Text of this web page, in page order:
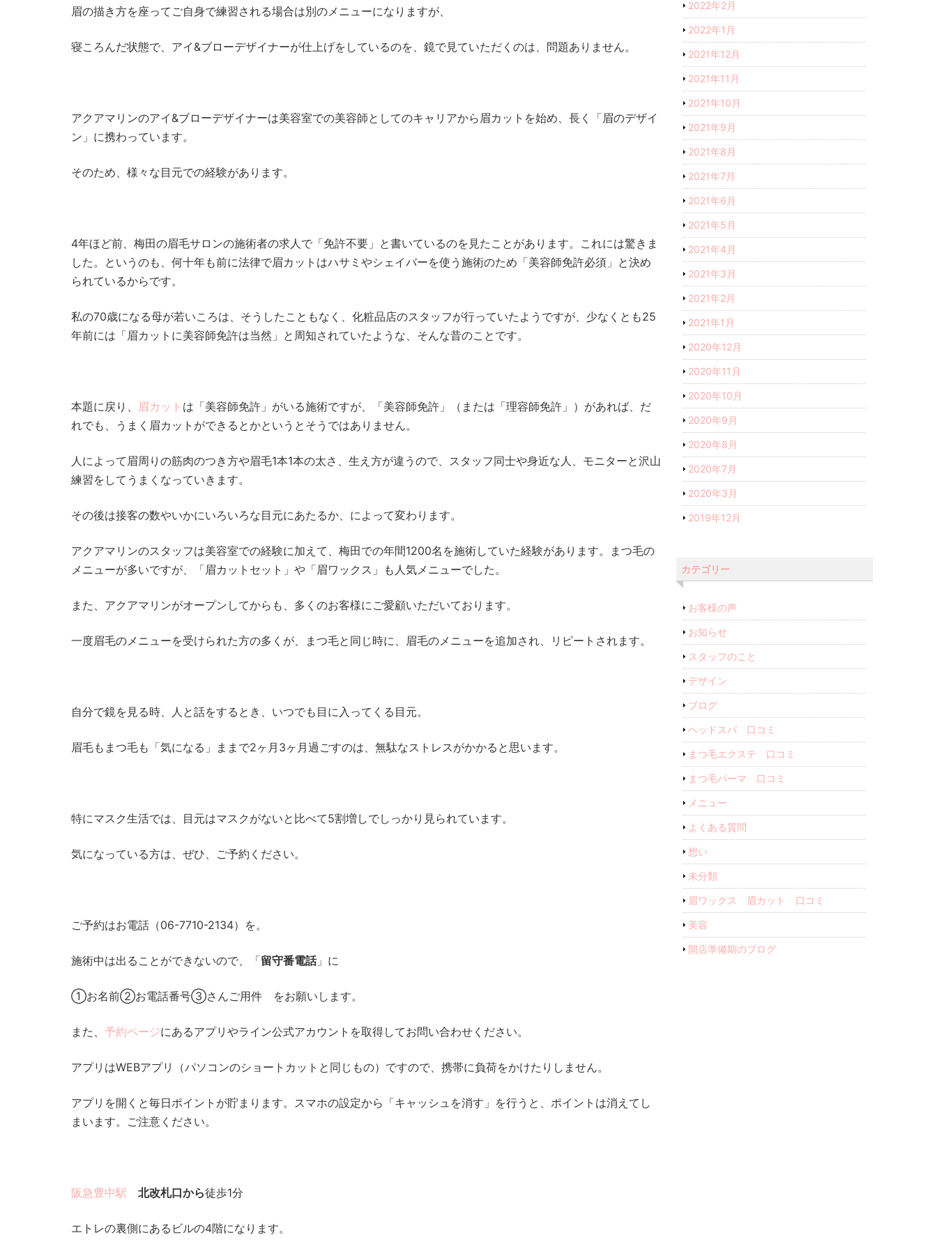
眉の描き方を座ってご自身で練習される場合は別のメニューになりますが、
寝ころんだ状態で、アイ&ブローデザイナーが仕上げをしているのを、鏡で見ていただくのは、問題ありません。
アクアマリンのアイ&ブローデザイナーは美容室での美容師としてのキャリアから眉カットを始め、長く「眉のデザイ
ン」に携わっています。
そのため、様々な目元での経験があります。
4年ほど前、梅田の眉毛サロンの施術者の求人で「免許不要」と書いているのを見たことがあります。これには驚きま
した。というのも、何十年も前に法律で眉カットはハサミやシェイバーを使う施術のため「美容師免許必須」と決め
られているからです。
私の70歳になる母が若いころは、そうしたこともなく、化粧品店のスタッフが行っていたようですが、少なくとも25
年前には「眉カットに美容師免許は当然」と周知されていたような、そんな昔のことです。
本題に戻り、 眉カット は「美容師免許」がいる施術ですが、「美容師免許」（または「理容師免許」）があれば、だ
れでも、うまく眉カットができるとかというとそうではありません。
人によって眉周りの筋肉のつき方や眉毛1本1本の太さ、生え方が違うので、スタッフ同士や身近な人、モニターと沢山
練習をしてうまくなっていきます。
その後は接客の数やいかにいろいろな目元にあたるか、によって変わります。
アクアマリンのスタッフは美容室での経験に加えて、梅田での年間1200名を施術していた経験があります。まつ毛の
メニューが多いですが、「眉カットセット」や「眉ワックス」も人気メニューでした。
また、アクアマリンがオープンしてからも、多くのお客様にご愛顧いただいております。
一度眉毛のメニューを受けられた方の多くが、まつ毛と同じ時に、眉毛のメニューを追加され、リピートされます。
自分で鏡を見る時、人と話をするとき、いつでも目に入ってくる目元。
眉毛もまつ毛も「気になる」ままで2ヶ月3ヶ月過ごすのは、無駄なストレスがかかると思います。
特にマスク生活では、目元はマスクがないと比べて5割増しでしっかり見られています。
気になっている方は、ぜひ、ご予約ください。
ご予約はお電話（06-7710-2134）を。
施術中は出ることができないので、「留守番電話」に
①お名前②お電話番号③さんご用件 をお願いします。
また、 予約ページにあるアプリやライン公式アカウントを取得してお問い合わせください。
アプリはWEBアプリ（パソコンのショートカットと同じもの）ですので、携帯に負荷をかけたりしません。
アプリを開くと毎日ポイントが貯まります。スマホの設定から「キャッシュを消す」を行うと、ポイントは消えてし
まいます。ご注意ください。
阪急豊中駅 北改札口から徒歩1分
エトレの裏側にあるビルの4階になります。
2022年2月
2022年1月
2021年12月
2021年11月
2021年10月
2021年9月
2021年8月
2021年7月
2021年6月
2021年5月
2021年4月
2021年3月
2021年2月
2021年1月
2020年12月
2020年11月
2020年10月
2020年9月
2020年8月
2020年7月
2020年3月
2019年12月
カテゴリー
お客様の声
お知らせ
スタッフのこと
デザイン
ブログ
ヘッドスパ 口コミ
まつ毛エクステ 口コミ
まつ毛パーマ 口コミ
メニュー
よくある質問
想い
未分類
眉ワックス 眉カット 口コミ
美容
開店準備期のブログ